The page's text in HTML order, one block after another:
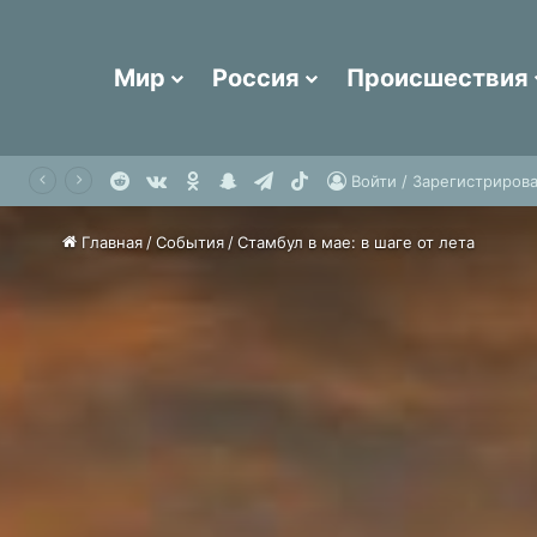
Мир Россия Происшествия
Redditvk.comОдноклассники
SnapchatTelegram
TikTokВойти /
Главная /События /Стамбул в мае: в шаге от лета